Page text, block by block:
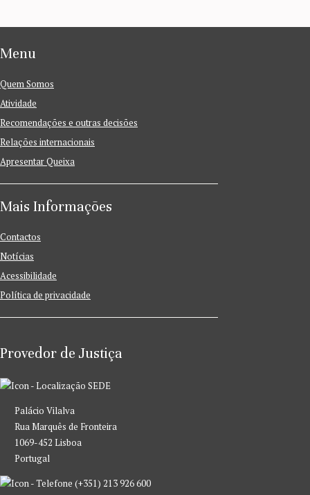
Menu
Quem Somos
Atividade
Recomendações e outras decisões
Relações internacionais
Apresentar Queixa
Mais Informações
Contactos
Notícias
Acessibilidade
Política de privacidade
Provedor de Justiça
SEDE
Palácio Vilalva
Rua Marquês de Fronteira
1069-452 Lisboa
Portugal
(+351) 213 926 600